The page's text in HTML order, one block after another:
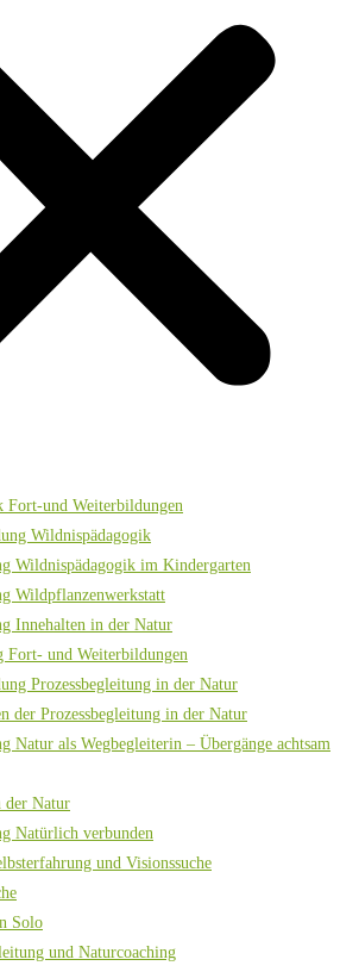
Fort-und Weiterbildungen
Wildnispädagogik
Wildnispädagogik im Kindergarten
Wildpflanzenwerkstatt
Innehalten in der Natur
Fort- und Weiterbildungen
Prozessbegleitung in der Natur
der Prozessbegleitung in der Natur
Natur als Wegbegleiterin – Übergänge achtsam
der Natur
Natürlich verbunden
und Visionssuche
Solo
und Naturcoaching